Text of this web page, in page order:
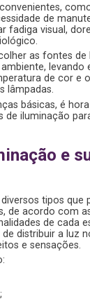
de
fadiga visual,
as fontes de
levando
de cor e
lâmpadas.
básicas, é
de iluminação
e
tipos que
de acordo com
de cada
distribuir a luz
e sensações.